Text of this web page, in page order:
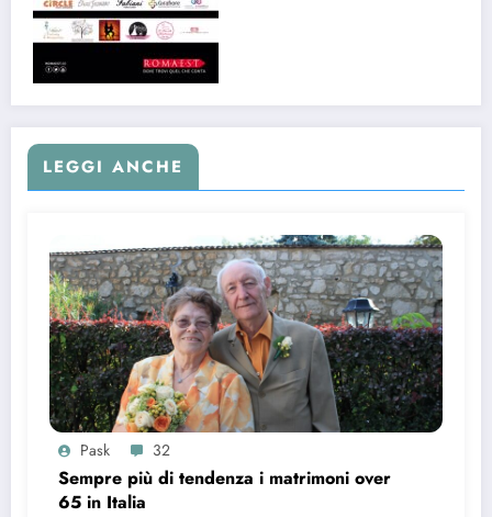
LEGGI ANCHE
Pask 32
Sempre più di tendenza i matrimoni over
65 in Italia